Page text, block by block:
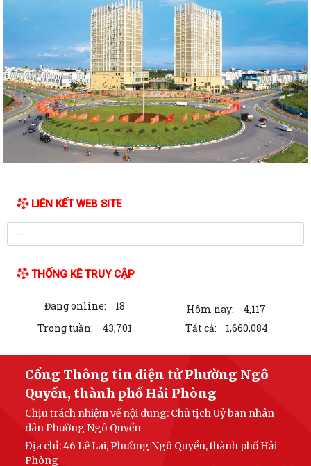
PHƯỜNG NGÔ QUYỀN TỔ CHỨC HỘI NGHỊ TRAO TẶNG ẢNH PHỤC CHẾ
LIỆT SĨ VÀ TẶNG QUÀ CHO CÁC HỘ GIA ĐÌNH...
ỦY BAN NHÂN DÂN PHƯỜNG NGÔ QUYỀN THÔNG TIN Về việc cưỡng
chế cưỡng chế 02 tổ chức để thu hồi nhà là...
PHƯỜNG NGÔ QUYỀN THĂM HỎI, TẶNG QUÀ GIA ĐÌNH CHÍNH SÁCH,
NGƯỜI CÓ CÔNG NHÂN DỊP 27/7
PHƯỜNG NGÔ QUYỀN VIẾNG NGHĨA TRANG LIỆT SĨ NHÂN KỶ NIỆM 79
NĂM NGÀY THƯƠNG BINH LIỆT SĨ 27/7
UBND PHƯỜNG NGÔ QUYỀN THÔNG BÁO THỜI GIAN TỔ CHỨC HỘI
NGHỊ ĐỐI THOẠI DOANH NGHIỆP, HỘ KINH DOANH,...
PHƯỜNG NGÔ QUYỀN TỔ CHỨC GIAO BAN TỔ DÂN PHỐ SAU SẮP XẾP,
HỘI ĐỒNG NHÂN DÂN PHƯỜNG NGÔ QUYỀN THÔNG BÁO KẾT QUẢ KỲ
PHƯỜNG NGÔ QUYỀN TUYÊN TRUYỀN VẬN ĐỘNG TỔ CHỨC, CÁ NHÂN
Kỳ họp thứ 4 HĐND Phường Ngô Quyền: Phân bổ bổ sung hơn 38 tỷ
đồng vốn đầu tư công
KẾ HOẠCH TỔ CHỨC TIẾP CÔNG DÂN 6 THÁNG CUỐI NĂM 2026 CỦA
THƯỜNG TRỰC HĐND, ĐẠI BIỂU HĐND PHƯỜNG...
HỘI ĐỒNG NHÂN DÂN PHƯỜNG THÔNG BÁO LỊCH TIẾP CÔNG DÂN 6
LIÊN KẾT WEB SITE
THỐNG KÊ TRUY CẬP
Đang online: 18 Hôm nay:
4,117
Trong tuần:
43,701 Tất cả: 1,660,084
Cổng Thông tin điện tử Phường Ngô
Quyền, thành phố Hải Phòng
Chịu trách nhiệm về nội dung: Chủ tịch Uỷ ban nhân
dân Phường Ngô Quyền
Địa chỉ: 46 Lê Lai, Phường Ngô Quyền, thành phố Hải
Phòng